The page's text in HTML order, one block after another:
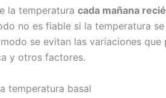
la temperatura cada mañana
no es fiable si la temperatura
se evitan las variaciones
y otros factores.
temperatura basal